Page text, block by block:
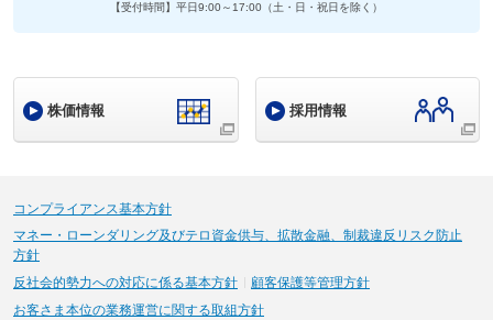
【受付時間】平日9:00～17:00（土・日・祝日を除く）
株価情報 採用情報
コンプライアンス基本方針
マネー・ローンダリング及びテロ資金供与、拡散金融、制裁違反リスク防止
方針
反社会的勢力への対応に係る基本方針
顧客保護等管理方針
お客さま本位の業務運営に関する取組方針